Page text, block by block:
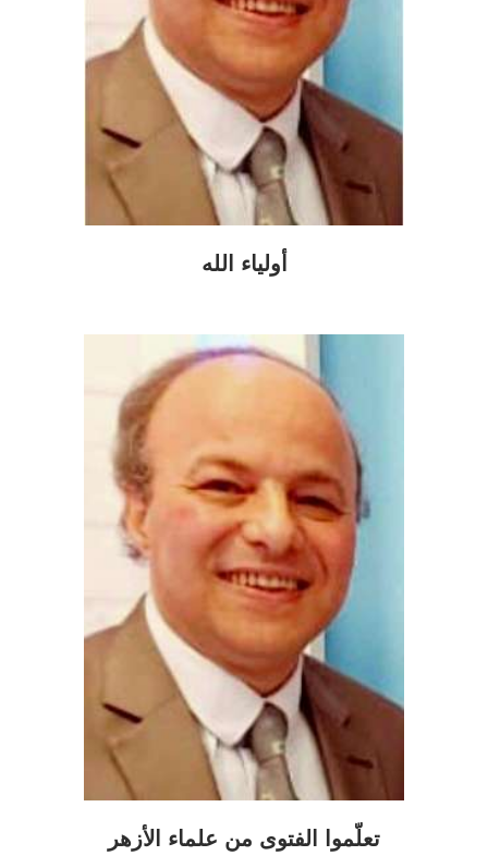
أولياء الله
تعلَّموا الفتوى من علماء الأزهر